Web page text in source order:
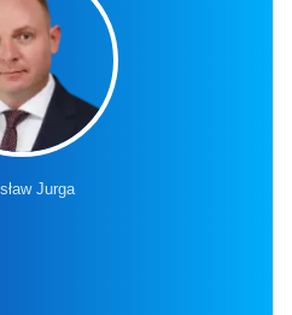
Jurga